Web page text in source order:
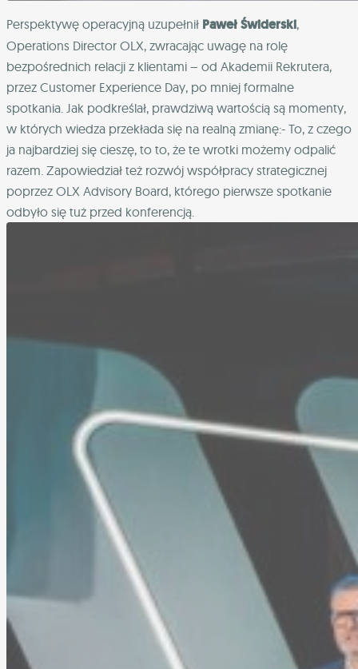
Perspektywę operacyjną uzupełnił Paweł Świderski,
Operations Director OLX, zwracając uwagę na rolę
bezpośrednich relacji z klientami – od Akademii Rekrutera,
przez Customer Experience Day, po mniej formalne
spotkania. Jak podkreślał, prawdziwą wartością są momenty,
w których wiedza przekłada się na realną zmianę:- To, z czego
ja najbardziej się cieszę, to to, że te wrotki możemy odpalić
razem. Zapowiedział też rozwój współpracy strategicznej
poprzez OLX Advisory Board, którego pierwsze spotkanie
odbyło się tuż przed konferencją.